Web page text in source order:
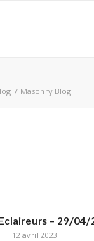
/ Masonry Blog
– 29/04/
12 avril 2023